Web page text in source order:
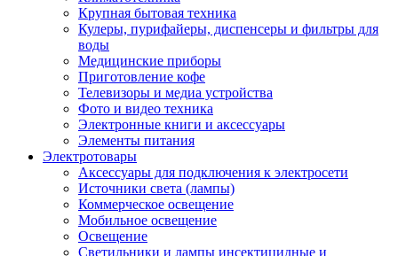
Крупная бытовая техника
Кулеры, пурифайеры, диспенсеры и фильтры для
воды
Медицинские приборы
Приготовление кофе
Телевизоры и медиа устройства
Фото и видео техника
Электронные книги и аксессуары
Элементы питания
Электротовары
Аксессуары для подключения к электросети
Источники света (лампы)
Коммерческое освещение
Мобильное освещение
Освещение
Светильники и лампы инсектицидные и